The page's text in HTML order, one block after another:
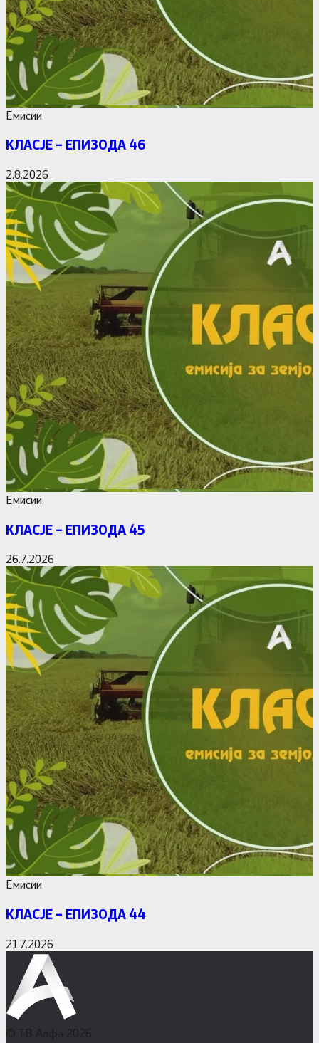
Емисии
КЛАСЈЕ – ЕПИЗОДА 46
2.8.2026
Емисии
КЛАСЈЕ – ЕПИЗОДА 45
26.7.2026
Емисии
КЛАСЈЕ – ЕПИЗОДА 44
21.7.2026
© ТВ Алфа 2026